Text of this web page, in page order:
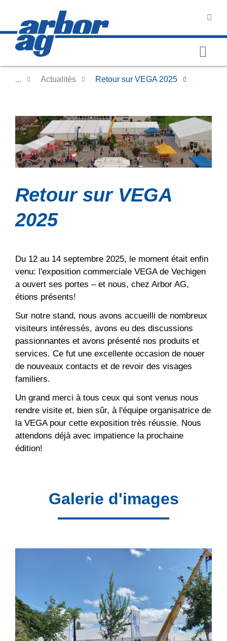
... Actualités Retour sur VEGA 2025
Retour sur VEGA
2025
Du 12 au 14 septembre 2025, le moment était enfin
venu: l'exposition commerciale VEGA de Vechigen
a ouvert ses portes – et nous, chez Arbor AG,
étions présents!
Sur notre stand, nous avons accueilli de nombreux
visiteurs intéressés, avons eu des discussions
passionnantes et avons présenté nos produits et
services. Ce fut une excellente occasion de nouer
de nouveaux contacts et de revoir des visages
familiers.
Un grand merci à tous ceux qui sont venus nous
rendre visite et, bien sûr, à l'équipe organisatrice de
la VEGA pour cette exposition très réussie. Nous
attendons déjà avec impatience la prochaine
édition!
Galerie d'images